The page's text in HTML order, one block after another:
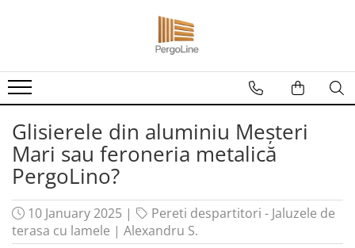
Kit PergoLino orizontal
PergoLino Vertical
Tratarea lemnului
Impregnanti pentru lemn
DecoLine
Conectori metalici
Spatii exterioare
Decoratiuni ''Tree of life"
Glisierele din aluminiu Meșteri
Mari sau feroneria metalică
PergoLino?
10 January 2025 |
Pereti despartitori - Jaluzele de
terasa cu lamele | Alexandru S.